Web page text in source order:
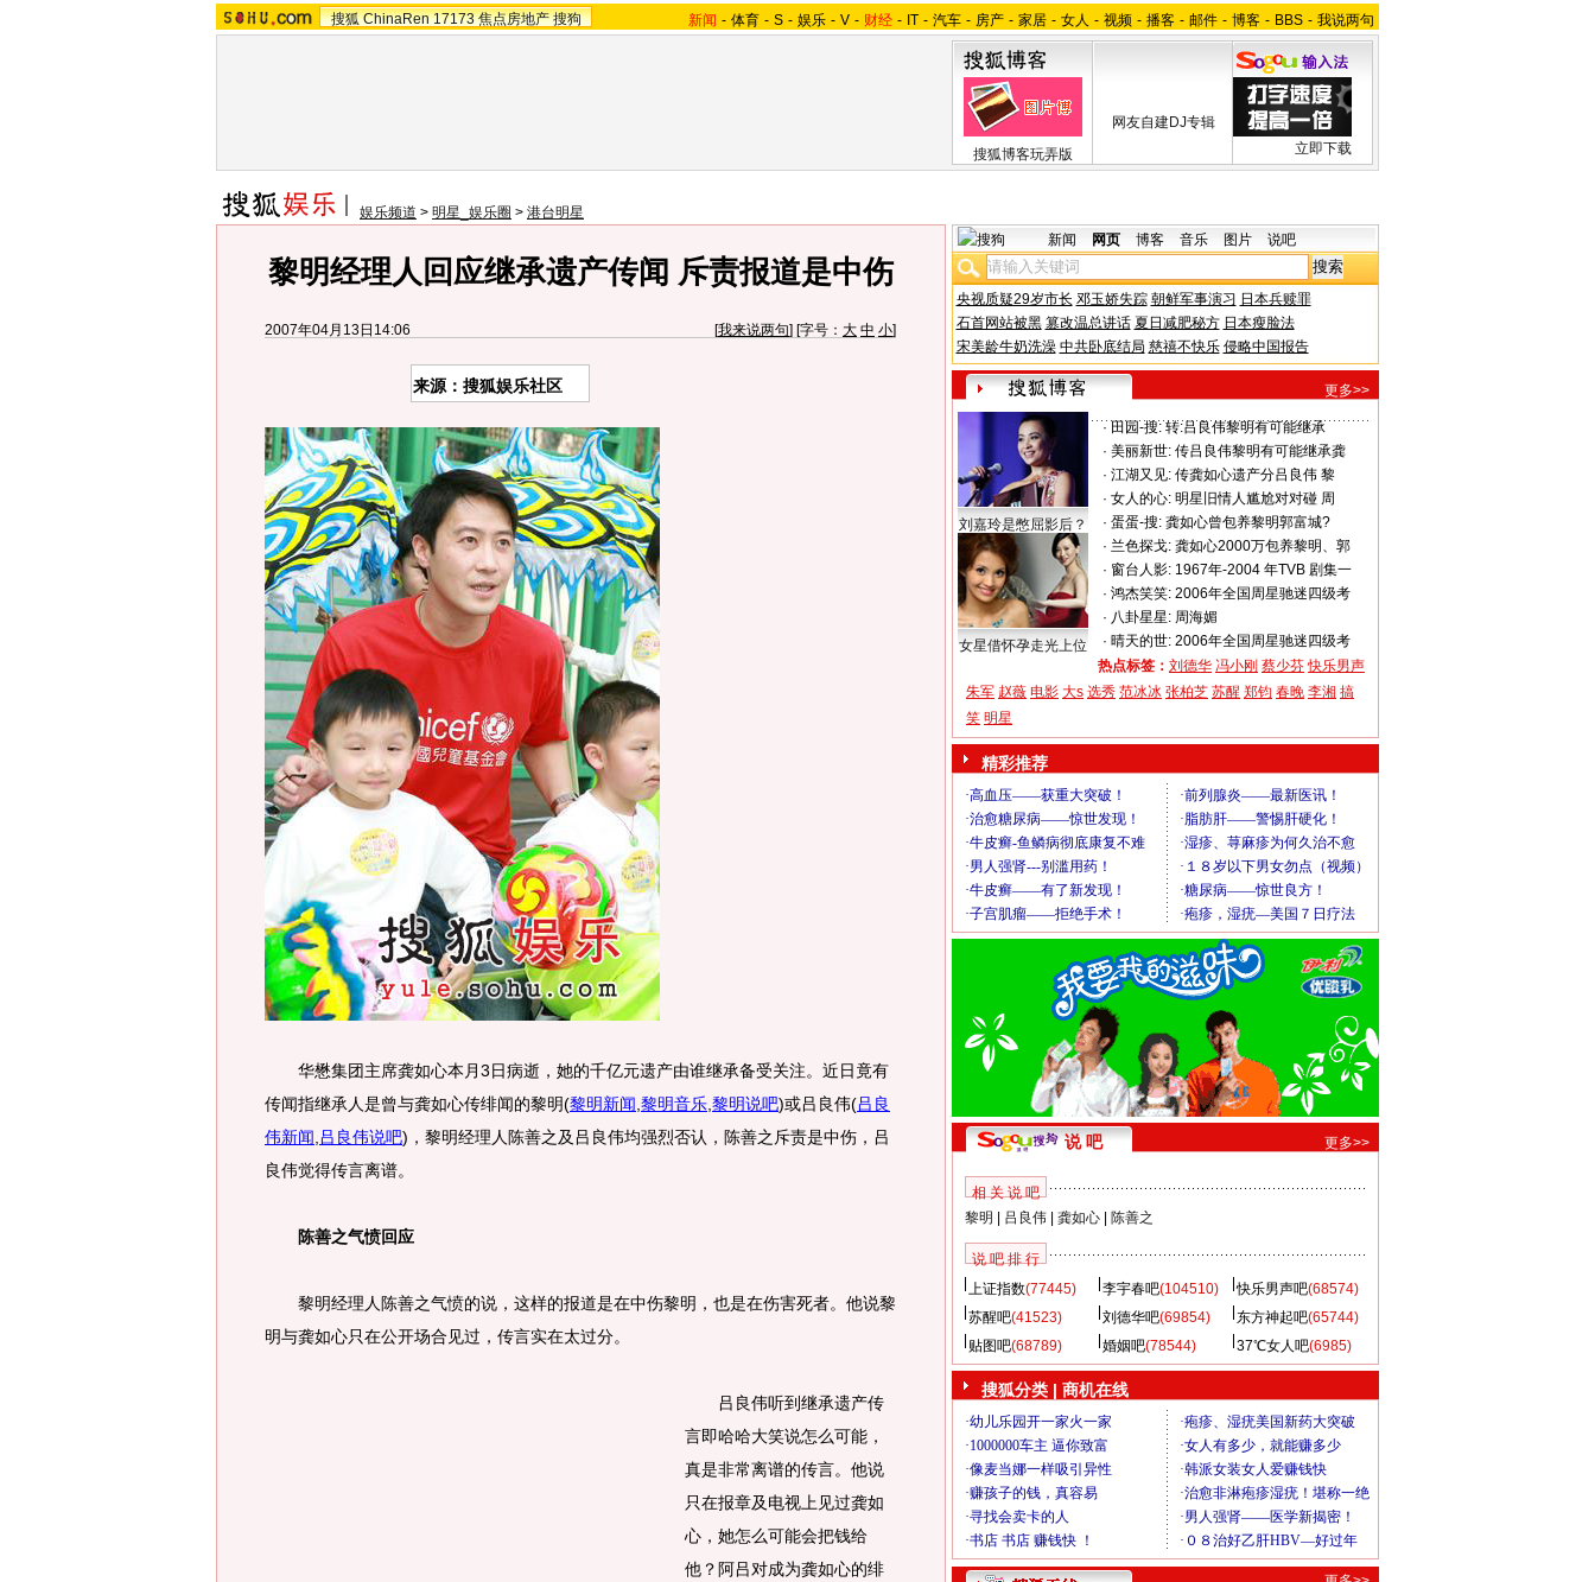
搜狐 ChinaRen 17173 焦点房地产 搜狗 新闻 - 体育 - S - 娱乐 - V - 财经 - IT - 汽车 - 房产 - 家居 - 女人 - 视频 - 播客 - 邮件 - 博客 - BBS - 我说两句
搜狐博客玩弄版
网友自建DJ专辑
立即下载
娱乐频道 > 明星_娱乐圈 > 港台明星
黎明经理人回应继承遗产传闻 斥责报道是中伤
2007年04月13日14:06 [我来说两句] [字号： 大 中 小]
来源：搜狐娱乐社区
华懋集团主席龚如心本月3日病逝，她的千亿元遗产由谁继承备受关注。近日竟有
传闻指继承人是曾与龚如心传绯闻的黎明(黎明新闻 黎明音乐 黎明说吧)或吕良伟(吕良
伟新闻 吕良伟说吧) ，黎明经理人陈善之及吕良伟均强烈否认，陈善之斥责是中伤，吕
良伟觉得传言离谱。
陈善之气愤回应
黎明经理人陈善之气愤的说，这样的报道是在中伤黎明，也是在伤害死者。他说黎
明与龚如心只在公开场合见过，传言实在太过分。
吕良伟听到继承遗产传
言即哈哈大笑说怎么可能，
真是非常离谱的传言。他说
只在报章及电视上见过龚如
心，她怎么可能会把钱给
他？阿吕对成为龚如心的绯
新闻 网页 博客 音乐 图片 说吧
央视质疑29岁市长 邓玉娇失踪 朝鲜军事演习 日本兵赎罪
石首网站被黑 篡改温总讲话 夏日减肥秘方 日本瘦脸法
宋美龄牛奶洗澡 中共卧底结局 慈禧不快乐 侵略中国报告
更多>>
刘嘉玲是憋屈影后？
女星借怀孕走光上位
· 田园-搜: 转:吕良伟黎明有可能继承
· 美丽新世: 传吕良伟黎明有可能继承龚
· 江湖又见: 传龚如心遗产分吕良伟 黎
· 女人的心: 明星旧情人尴尬对对碰 周
· 蛋蛋-搜: 龚如心曾包养黎明郭富城?
· 兰色探戈: 龚如心2000万包养黎明、郭
· 窗台人影: 1967年-2004 年TVB 剧集一
· 鸿杰笑笑: 2006年全国周星驰迷四级考
· 八卦星星: 周海媚
· 晴天的世: 2006年全国周星驰迷四级考
热点标签： 刘德华 冯小刚 蔡少芬 快乐男声
朱军 赵薇 电影 大s 选秀 范冰冰 张柏芝 苏醒 郑钧 春晚 李湘 搞
笑 明星
精彩推荐
说 吧 更多>>
相 关 说 吧
黎明
吕良伟| 龚如心| 陈善之
说 吧 排 行
上证指数(77445) 李宇春吧(104510) 快乐男声吧(68574)
苏醒吧(41523) 刘德华吧(69854) 东方神起吧(65744)
贴图吧(68789) 婚姻吧(78544) 37℃女人吧(6985)
搜狐分类 | 商机在线